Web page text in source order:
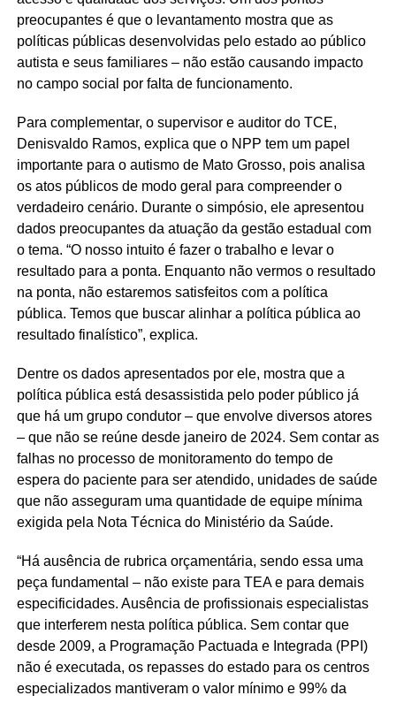
preocupantes é que o levantamento mostra que as
políticas públicas desenvolvidas pelo estado ao público
autista e seus familiares – não estão causando impacto
no campo social por falta de funcionamento.
Para complementar, o supervisor e auditor do TCE,
Denisvaldo Ramos, explica que o NPP tem um papel
importante para o autismo de Mato Grosso, pois analisa
os atos públicos de modo geral para compreender o
verdadeiro cenário. Durante o simpósio, ele apresentou
dados preocupantes da atuação da gestão estadual com
o tema. “O nosso intuito é fazer o trabalho e levar o
resultado para a ponta. Enquanto não vermos o resultado
na ponta, não estaremos satisfeitos com a política
pública. Temos que buscar alinhar a política pública ao
resultado finalístico”, explica.
Dentre os dados apresentados por ele, mostra que a
política pública está desassistida pelo poder público já
que há um grupo condutor – que envolve diversos atores
– que não se reúne desde janeiro de 2024. Sem contar as
falhas no processo de monitoramento do tempo de
espera do paciente para ser atendido, unidades de saúde
que não asseguram uma quantidade de equipe mínima
exigida pela Nota Técnica do Ministério da Saúde.
“Há ausência de rubrica orçamentária, sendo essa uma
peça fundamental – não existe para TEA e para demais
especificidades. Ausência de profissionais especialistas
que interferem nesta política pública. Sem contar que
desde 2009, a Programação Pactuada e Integrada (PPI)
não é executada, os repasses do estado para os centros
especializados mantiveram o valor mínimo e 99% da